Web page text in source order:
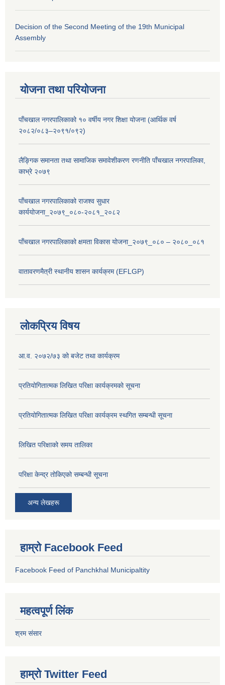
Decision of the Second Meeting of the 19th Municipal
Assembly
योजना तथा परियोजना
पाँचखाल नगरपालिकाको १० वर्षीय नगर शिक्षा योजना (आर्थिक वर्ष
२०८२/०८३–२०९१/०९२)
लैङ्गिक समानता तथा सामाजिक समावेशीकरण रणनीति पाँचखाल नगरपालिका,
काभ्रे २०७९
पाँचखाल नगरपालिकाको राजश्व सुधार
कार्ययोजना_२०७९_०८०-२०८१_२०८२
पाँचखाल नगरपालिकाको क्षमता विकास योजना_२०७९_०८० – २०८०_०८१
वातावरणमैत्री स्थानीय शासन कार्यक्रम (EFLGP)
लोकप्रिय विषय
आ.व. २०७२/७३ को बजेट तथा कार्यक्रम
प्रतियोगितात्मक लिखित परिक्षा कार्यक्रमको सूचना
प्रतियोगितात्मक लिखित परिक्षा कार्यक्रम स्थगित सम्बन्धी सूचना
लिखित परिक्षाको समय तालिका
परिक्षा केन्द्र तोकिएको सम्बन्धी सूचना
अन्य लेखहरू
हाम्रो Facebook Feed
Facebook Feed of Panchkhal Municipaltity
महत्वपूर्ण लिंक
श्रम संसार
हाम्रो Twitter Feed